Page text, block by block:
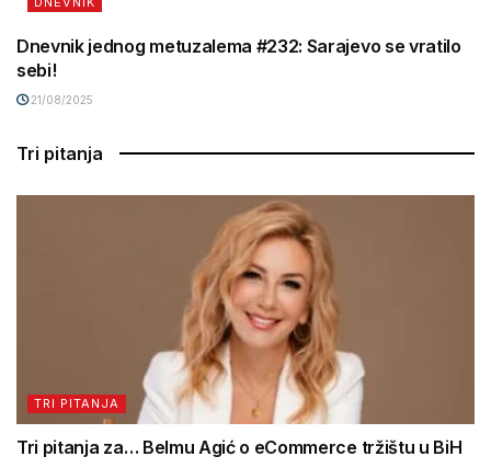
Dnevnik jednog metuzalema #232: Sarajevo se vratilo
sebi!
21/08/2025
Tri pitanja
TRI PITANJA
Tri pitanja za… Belmu Agić o eCommerce tržištu u BiH